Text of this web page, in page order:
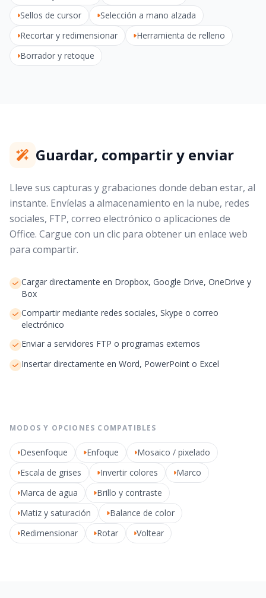
Sellos de cursor
Selección a mano alzada
Recortar y redimensionar
Herramienta de relleno
Borrador y retoque
Guardar, compartir y enviar
Lleve sus capturas y grabaciones donde deban estar, al
instante. Envíelas a almacenamiento en la nube, redes
sociales, FTP, correo electrónico o aplicaciones de
Office. Cargue con un clic para obtener un enlace web
para compartir.
Cargar directamente en Dropbox, Google Drive, OneDrive y
Box
Compartir mediante redes sociales, Skype o correo
electrónico
Enviar a servidores FTP o programas externos
Insertar directamente en Word, PowerPoint o Excel
MODOS Y OPCIONES COMPATIBLES
Desenfoque Enfoque
Mosaico / pixelado
Escala de grises
Invertir colores
Marco
Marca de agua
Brillo y contraste
Matiz y saturación
Balance de color
Redimensionar
Rotar Voltear